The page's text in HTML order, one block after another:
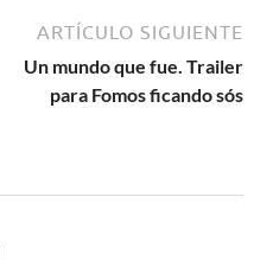
ARTÍCULO SIGUIENTE
Un mundo que fue. Trailer
para Fomos ficando sós